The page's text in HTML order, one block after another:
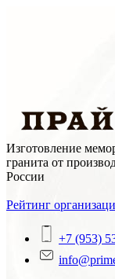
Изготовление
гранита от
России
Рейтинг
+7 (953)